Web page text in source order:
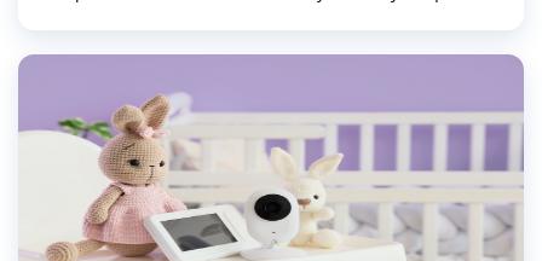
заказа автоаксессуаров и запчастей.